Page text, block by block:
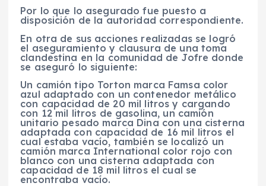
Por lo que lo asegurado fue puesto a
disposición de la autoridad correspondiente.
En otra de sus acciones realizadas se logró
el aseguramiento y clausura de una toma
clandestina en la comunidad de Jofre donde
se aseguró lo siguiente:
Un camión tipo Torton marca Famsa color
azul adaptado con un contenedor metálico
con capacidad de 20 mil litros y cargando
con 12 mil litros de gasolina, un camión
unitario pesado marca Dina con una cisterna
adaptada con capacidad de 16 mil litros el
cual estaba vacío, también se localizó un
camión marca International color rojo con
blanco con una cisterna adaptada con
capacidad de 18 mil litros el cual se
encontraba vacío.